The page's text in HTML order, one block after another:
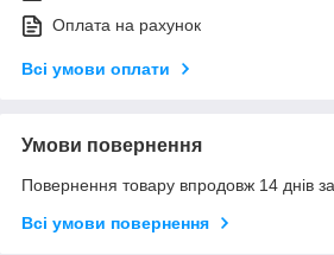
Оплата на рахунок
Всі умови оплати
Умови повернення
Повернення товару впродовж 14 днів
Всі умови повернення